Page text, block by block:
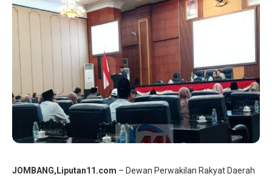
JOMBANG,Liputan11.com – Dewan Perwakilan Rakyat Daerah